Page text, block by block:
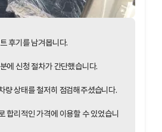
후기를 남겨봅니다.
에 신청 절차가 간단했습니다.
량 상태를 철저히 점검해주셨습니다.
합리적인 가격에 이용할 수 있었습니